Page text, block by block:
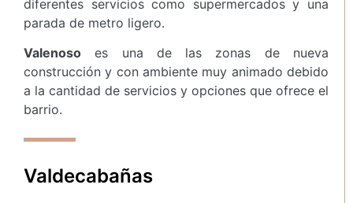
diferentes servicios como supermercados y una
parada de metro ligero.
Valenoso es una de las zonas de nueva
construcción y con ambiente muy animado debido
a la cantidad de servicios y opciones que ofrece el
barrio.
Valdecabañas